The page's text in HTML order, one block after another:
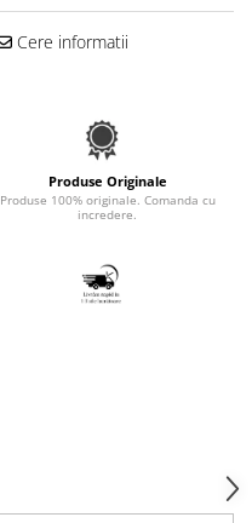
Cere informatii
Produse Originale
Produse 100% originale. Comanda cu
incredere.